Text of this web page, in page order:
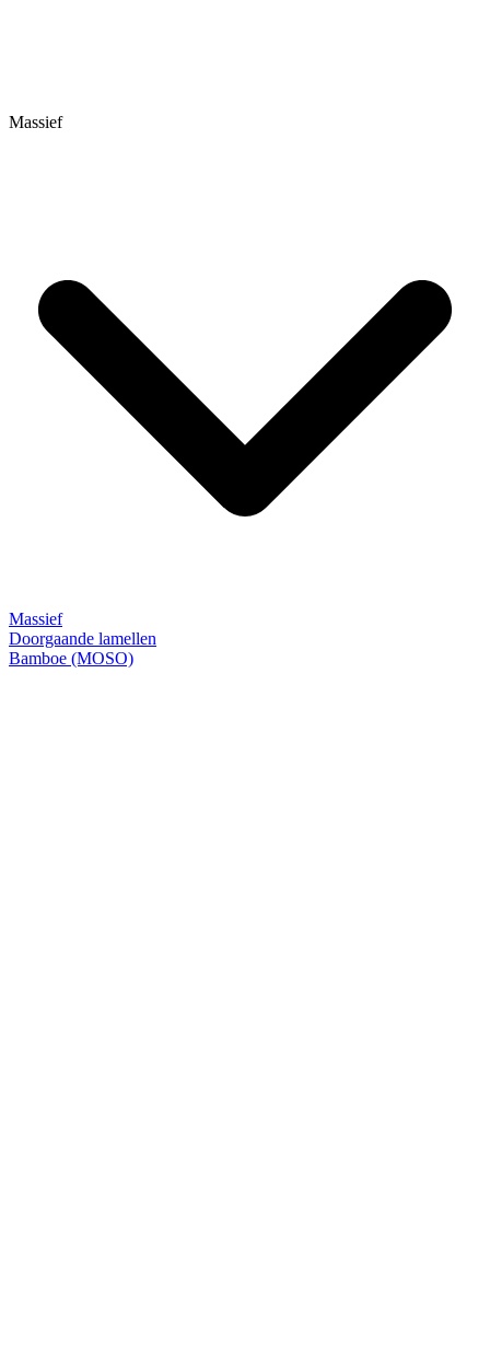
Massief
Massief
Doorgaande lamellen
Bamboe (MOSO)